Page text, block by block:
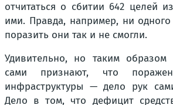
отчитаться о сбитии 642 целей
ими. Правда, например, ни
поразить они так и не смогли.
Удивительно, но таким образом
сами признают, что
инфраструктуры — дело рук
Дело в том, что дефицит